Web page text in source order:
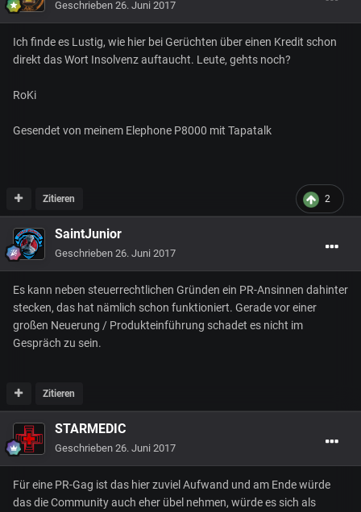
Geschrieben 26. Juni 2017
Ich finde es Lustig, wie hier bei Gerüchten über einen Kredit schon
direkt das Wort Insolvenz auftaucht. Leute, gehts noch?
RoKi
Gesendet von meinem Elephone P8000 mit Tapatalk
2
Zitieren
SaintJunior
Geschrieben 26. Juni 2017
Es kann neben steuerrechtlichen Gründen ein PR-Ansinnen dahinter
stecken, das hat nämlich schon funktioniert. Gerade vor einer
großen Neuerung / Produkteinführung schadet es nicht im
Gespräch zu sein.
Zitieren
STARMEDIC
Geschrieben 26. Juni 2017
Für eine PR-Gag ist das hier zuviel Aufwand und am Ende würde
das die Community auch eher übel nehmen, würde es sich als